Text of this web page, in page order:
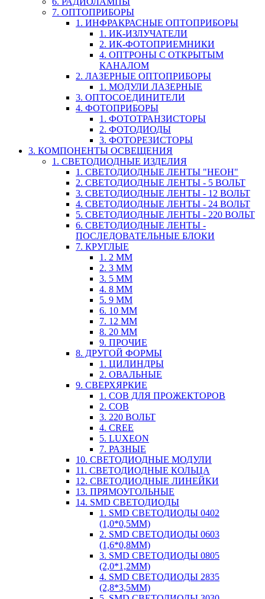
7. ОПТОПРИБОРЫ
1. ИНФРАКРАСНЫЕ ОПТОПРИБОРЫ
1. ИК-ИЗЛУЧАТЕЛИ
2. ИК-ФОТОПРИЕМНИКИ
4. ОПТРОНЫ С ОТКРЫТЫМ
КАНАЛОМ
2. ЛАЗЕРНЫЕ ОПТОПРИБОРЫ
1. МОДУЛИ ЛАЗЕРНЫЕ
3. ОПТОСОЕДИНИТЕЛИ
4. ФОТОПРИБОРЫ
1. ФОТОТРАНЗИСТОРЫ
2. ФОТОДИОДЫ
3. ФОТОРЕЗИСТОРЫ
3. КОМПОНЕНТЫ ОСВЕЩЕНИЯ
1. СВЕТОДИОДНЫЕ ИЗДЕЛИЯ
1. СВЕТОДИОДНЫЕ ЛЕНТЫ "НЕОН"
2. СВЕТОДИОДНЫЕ ЛЕНТЫ - 5 ВОЛЬТ
3. СВЕТОДИОДНЫЕ ЛЕНТЫ - 12 ВОЛЬТ
4. СВЕТОДИОДНЫЕ ЛЕНТЫ - 24 ВОЛЬТ
5. СВЕТОДИОДНЫЕ ЛЕНТЫ - 220 ВОЛЬТ
6. СВЕТОДИОДНЫЕ ЛЕНТЫ -
ПОСЛЕДОВАТЕЛЬНЫЕ БЛОКИ
7. КРУГЛЫЕ
1. 2 ММ
2. 3 ММ
3. 5 ММ
4. 8 ММ
5. 9 ММ
6. 10 ММ
7. 12 ММ
8. 20 ММ
9. ПРОЧИЕ
8. ДРУГОЙ ФОРМЫ
1. ЦИЛИНДРЫ
2. ОВАЛЬНЫЕ
9. СВЕРХЯРКИЕ
1. COB ДЛЯ ПРОЖЕКТОРОВ
2. COB
3. 220 ВОЛЬТ
4. CREE
5. LUXEON
7. РАЗНЫЕ
10. СВЕТОДИОДНЫЕ МОДУЛИ
11. СВЕТОДИОДНЫЕ КОЛЬЦА
12. СВЕТОДИОДНЫЕ ЛИНЕЙКИ
13. ПРЯМОУГОЛЬНЫЕ
14. SMD СВЕТОДИОДЫ
1. SMD СВЕТОДИОДЫ 0402
(1,0*0,5ММ)
2. SMD СВЕТОДИОДЫ 0603
(1,6*0,8ММ)
3. SMD СВЕТОДИОДЫ 0805
(2,0*1,2ММ)
4. SMD СВЕТОДИОДЫ 2835
(2,8*3,5ММ)